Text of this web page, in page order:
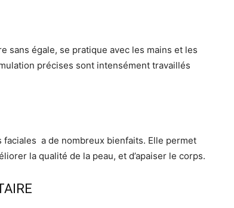
sans égale, se pratique avec les mains et les
précises sont intensément travaillés
a de nombreux bienfaits. Elle permet
la qualité de la peau, et d’apaiser le corps.